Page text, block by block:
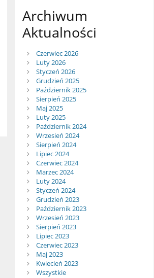
Archiwum
Aktualności
Czerwiec 2026
Luty 2026
Styczeń 2026
Grudzień 2025
Październik 2025
Sierpień 2025
Maj 2025
Luty 2025
Październik 2024
Wrzesień 2024
Sierpień 2024
Lipiec 2024
Czerwiec 2024
Marzec 2024
Luty 2024
Styczeń 2024
Grudzień 2023
Październik 2023
Wrzesień 2023
Sierpień 2023
Lipiec 2023
Czerwiec 2023
Maj 2023
Kwiecień 2023
Wszystkie